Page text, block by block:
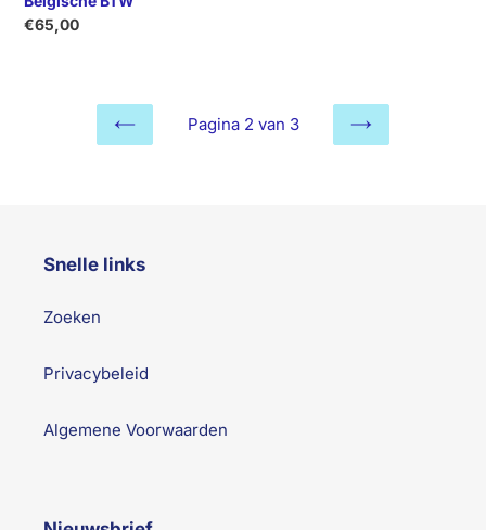
Normale
€65,00
Vorige
Pagina 2 van 3
Volgende
Snelle links
Zoeken
Privacybeleid
Algemene Voorwaarden